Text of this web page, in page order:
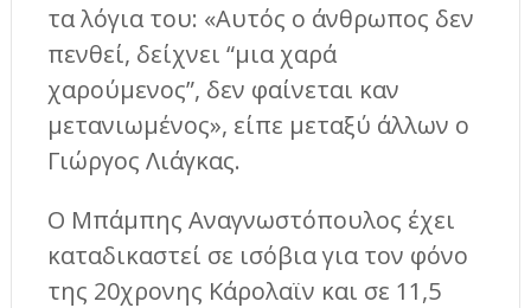
τα λόγια του: «Αυτός ο άνθρωπος δεν
πενθεί, δείχνει “μια χαρά
χαρούμενος”, δεν φαίνεται καν
μετανιωμένος», είπε μεταξύ άλλων ο
Γιώργος Λιάγκας.
Ο Μπάμπης Αναγνωστόπουλος έχει
καταδικαστεί σε ισόβια για τον φόνο
της 20χρονης Κάρολαϊν και σε 11,5